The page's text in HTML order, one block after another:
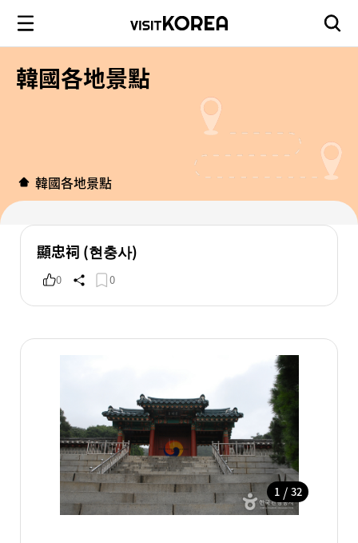
韓國各地景點
韓國各地景點
顯忠祠 (현충사)
0 0
1 / 32